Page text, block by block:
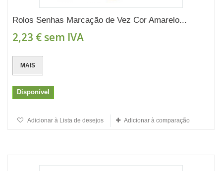
Rolos Senhas Marcação de Vez Cor Amarelo...
2,23 € sem IVA
MAIS
Disponível
Adicionar à Lista de desejos Adicionar à comparação